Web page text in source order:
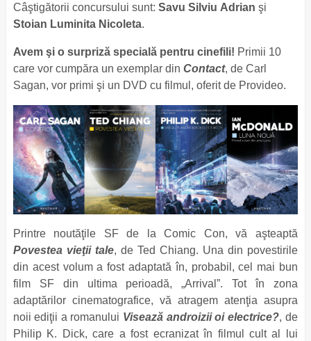
Câştigătorii concursului sunt: Savu Silviu Adrian şi
Stoian Luminita Nicoleta.
Avem şi o surpriză specială pentru cinefili! Primii 10
care vor cumpăra un exemplar din Contact, de Carl
Sagan, vor primi şi un DVD cu filmul, oferit de Provideo.
Printre noutăţile SF de la Comic Con, vă aşteaptă
Povestea vieţii tale, de Ted Chiang. Una din povestirile
din acest volum a fost adaptată în, probabil, cel mai bun
film SF din ultima perioadă, „Arrival”. Tot în zona
adaptărilor cinematografice, vă atragem atenţia asupra
noii ediţii a romanului Visează androizii oi electrice?, de
Philip K. Dick, care a fost ecranizat în filmul cult al lui